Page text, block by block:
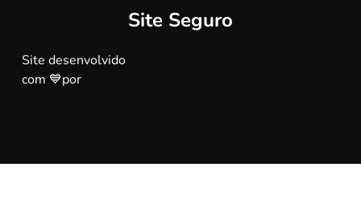
Site Seguro
Site desenvolvido
com 💙por